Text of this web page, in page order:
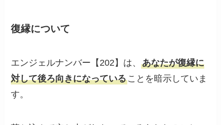
復縁について
エンジェルナンバー【202】は、あなたが復縁に
対して後ろ向きになっていることを暗示していま
す。